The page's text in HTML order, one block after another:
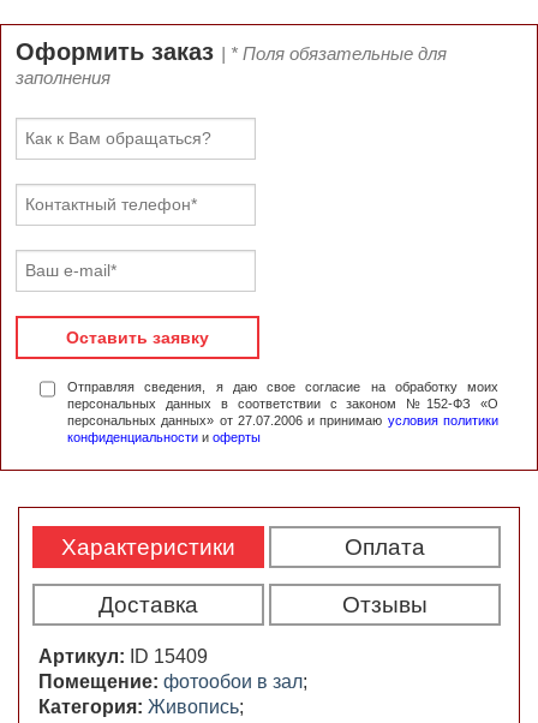
Оформить заказ | * Поля обязательные для
заполнения
Оставить заявку
Отправляя сведения, я даю свое согласие на обработку моих
персональных данных в соответствии с законом №152-ФЗ «О
персональных данных» от 27.07.2006 и принимаю условия политики
конфиденциальности и оферты
Характеристики Оплата
Доставка Отзывы
Артикул:
ID 15409
Помещение: фотообои в зал;
Категория: Живопись;